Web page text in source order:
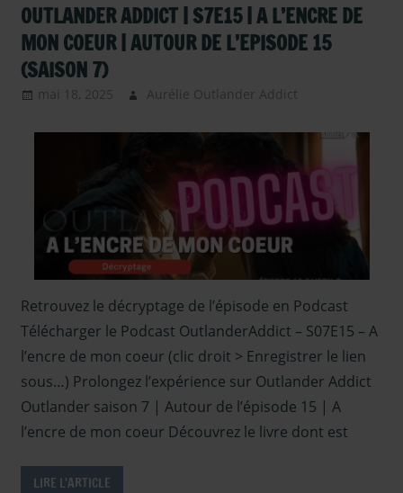
OUTLANDER ADDICT | S7E15 | A L’ENCRE DE
MON COEUR | AUTOUR DE L’EPISODE 15
(SAISON 7)
mai 18, 2025 Aurélie Outlander Addict
Saison 7,
TV Outlander
Retrouvez le décryptage de l’épisode en Podcast
Télécharger le Podcast OutlanderAddict – S07E15 – A
l’encre de mon coeur (clic droit > Enregistrer le lien
sous…) Prolongez l’expérience sur Outlander Addict
Outlander saison 7 | Autour de l’épisode 15 | A
l’encre de mon coeur Découvrez le livre dont est
LIRE L'ARTICLE